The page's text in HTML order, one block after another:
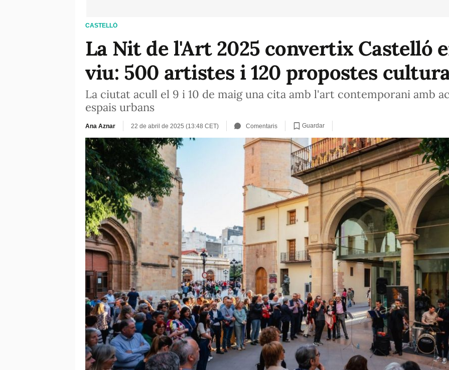
CASTELLÓ
La Nit de l'Art 2025 convertix Castelló
viu: 500 artistes i 120 propostes
La ciutat acull el 9 i 10 de maig una cita amb l'art contemporani amb
espais urbans
Ana Aznar 22 de abril de 2025 (13:48 CET) Comentaris Guardar